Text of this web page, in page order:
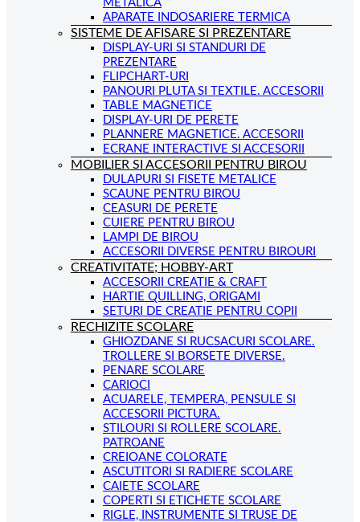
METALICA
APARATE INDOSARIERE TERMICA
SISTEME DE AFISARE SI PREZENTARE
DISPLAY-URI SI STANDURI DE
PREZENTARE
FLIPCHART-URI
PANOURI PLUTA SI TEXTILE. ACCESORII
TABLE MAGNETICE
DISPLAY-URI DE PERETE
PLANNERE MAGNETICE. ACCESORII
ECRANE INTERACTIVE SI ACCESORII
MOBILIER SI ACCESORII PENTRU BIROU
DULAPURI SI FISETE METALICE
SCAUNE PENTRU BIROU
CEASURI DE PERETE
CUIERE PENTRU BIROU
LAMPI DE BIROU
ACCESORII DIVERSE PENTRU BIROURI
CREATIVITATE; HOBBY-ART
ACCESORII CREATIE & CRAFT
HARTIE QUILLING, ORIGAMI
SETURI DE CREATIE PENTRU COPII
RECHIZITE SCOLARE
GHIOZDANE SI RUCSACURI SCOLARE.
TROLLERE SI BORSETE DIVERSE.
PENARE SCOLARE
CARIOCI
ACUARELE, TEMPERA, PENSULE SI
ACCESORII PICTURA.
STILOURI SI ROLLERE SCOLARE.
PATROANE
CREIOANE COLORATE
ASCUTITORI SI RADIERE SCOLARE
CAIETE SCOLARE
COPERTI SI ETICHETE SCOLARE
RIGLE, INSTRUMENTE SI TRUSE DE